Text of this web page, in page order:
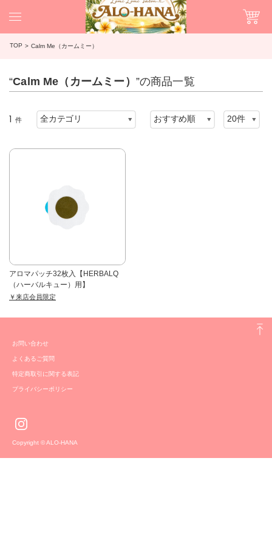
TOP Calm Me（カームミー）
“Calm Me（カームミー） ”の商品一覧
1 件
アロマパッチ32枚入【HERBALQ
（ハーバルキュー）用】
￥来店会員限定
お問い合わせ
よくあるご質問
特定商取引に関する表記
プライバシーポリシー
Copyright © ALO-HANA